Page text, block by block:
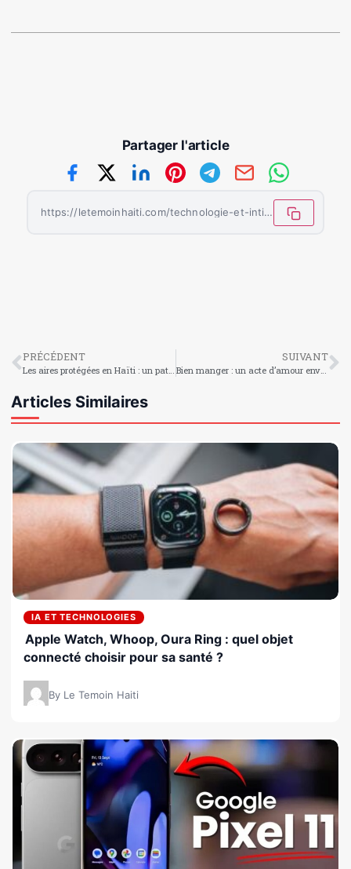
Partager l'article
https://letemoinhaiti.com/technologie-et-intimite-le-soutien-gorge-biometrique-delon-musk-fait-debat/
PRÉCÉDENT
Les aires protégées en Haïti : un patrimoine à préserver
SUIVANT
Bien manger : un acte d’amour envers soi-même, aujourd’hui et pour demain
Articles Similaires
IA ET TECHNOLOGIES
Apple Watch, Whoop, Oura Ring : quel objet
connecté choisir pour sa santé ?
By Le Temoin Haiti